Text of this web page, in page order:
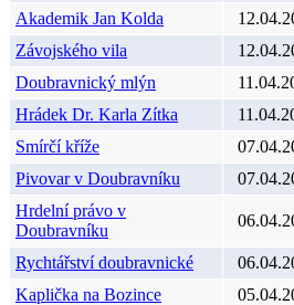
Akademik Jan Kolda
Závojského vila
Doubravnický mlýn
Hrádek Dr. Karla Zítka
Smírčí kříže
Pivovar v Doubravníku
Hrdelní právo v
Doubravníku
Rychtářství doubravnické
Kaplička na Bozince